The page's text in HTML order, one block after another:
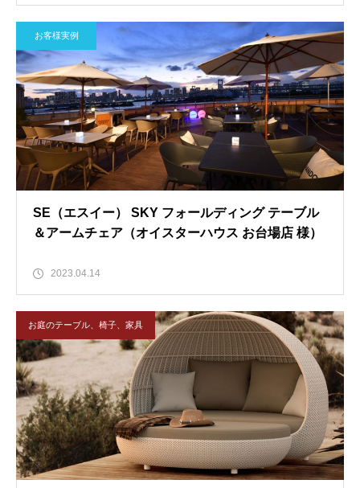
お客様実例
SE（エスイー） SKY フォールディング テーブル
＆アームチェア（オイスターハウス お台場店 様）
2023.04.14
お庭のテーブル、椅子、家具